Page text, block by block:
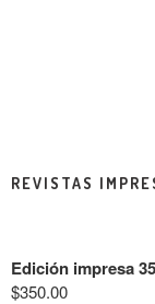
REVISTAS
Edición impresa
$350.00